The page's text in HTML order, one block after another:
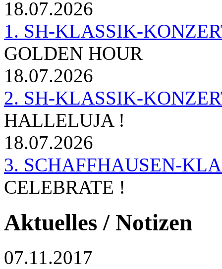
18.07.2026
1. SH-KLASSIK-
GOLDEN HOUR
18.07.2026
2. SH-KLASSIK-
HALLELUJA !
18.07.2026
3. SCHAFFHAUSEN-
CELEBRATE !
Aktuelles / Notizen
07.11.2017